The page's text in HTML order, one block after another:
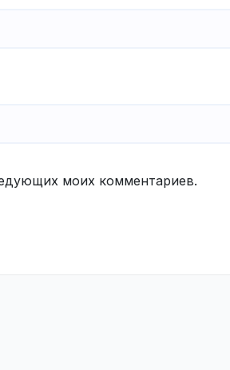
моих комментариев.